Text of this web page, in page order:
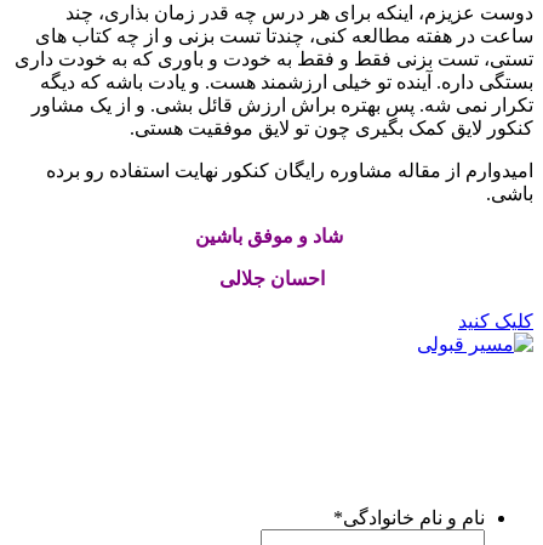
دوست عزیزم، اینکه برای هر درس چه قدر زمان بذاری، چند
ساعت در هفته مطالعه کنی، چندتا تست بزنی و از چه کتاب های
تستی، تست بزنی فقط و فقط به خودت و باوری که به خودت داری
بستگی داره. آینده تو خیلی ارزشمند هست. و یادت باشه که دیگه
تکرار نمی شه. پس بهتره براش ارزش قائل بشی. و از یک مشاور
کنکور لایق کمک بگیری چون تو لایق موفقیت هستی.
امیدوارم از مقاله مشاوره رایگان کنکور نهایت استفاده رو برده
باشی.
شاد و موفق باشین
احسان جلالی
کلیک کنید
نام و نام خانوادگی*